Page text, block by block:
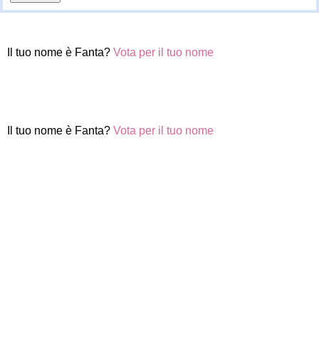
Il tuo nome è Fanta? Vota per il tuo nome
Il tuo nome è Fanta? Vota per il tuo nome